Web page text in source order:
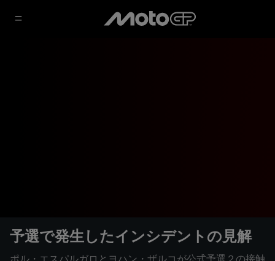
予選で発生したインシデントの見解